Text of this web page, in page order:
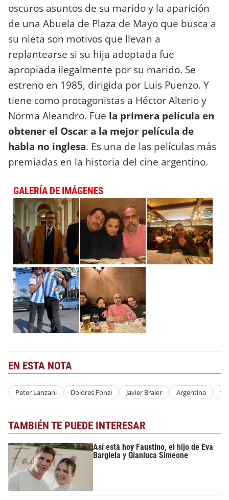
oscuros asuntos de su marido y la aparición
de una Abuela de Plaza de Mayo que busca a
su nieta son motivos que llevan a
replantearse si su hija adoptada fue
apropiada ilegalmente por su marido. Se
estreno en 1985, dirigida por Luis Puenzo. Y
tiene como protagonistas a Héctor Alterio y
Norma Aleandro. Fue la primera película en
obtener el Oscar a la mejor película de
habla no inglesa. Es una de las películas más
premiadas en la historia del cine argentino.
GALERÍA DE IMÁGENES
EN ESTA NOTA
Peter Lanzani Dolores Fonzi Javier Braier Argentina
TAMBIÉN TE PUEDE INTERESAR
Así está hoy Faustino, el hijo de Eva
Bargiela y Gianluca Simeone